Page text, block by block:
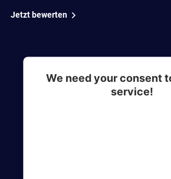
Jetzt bewerten
We need your consent
service!